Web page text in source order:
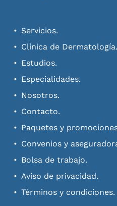
Servicios.
Clínica de Dermatología.
Estudios.
Especialidades.
Nosotros.
Contacto.
Paquetes y
Convenios y
Bolsa de trabajo.
Aviso de privacidad.
Términos y condiciones.